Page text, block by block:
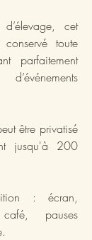
cet
toute
parfaitement
être privatisé
jusqu'à 200
: écran,
pauses